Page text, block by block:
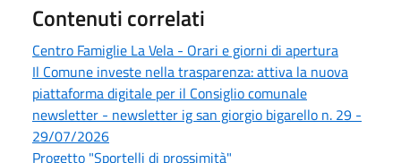
Contenuti correlati
Centro Famiglie La Vela - Orari e giorni di apertura
Il Comune investe nella trasparenza: attiva la nuova
piattaforma digitale per il Consiglio comunale
newsletter - newsletter ig san giorgio bigarello n. 29 -
29/07/2026
Progetto "Sportelli di prossimità"